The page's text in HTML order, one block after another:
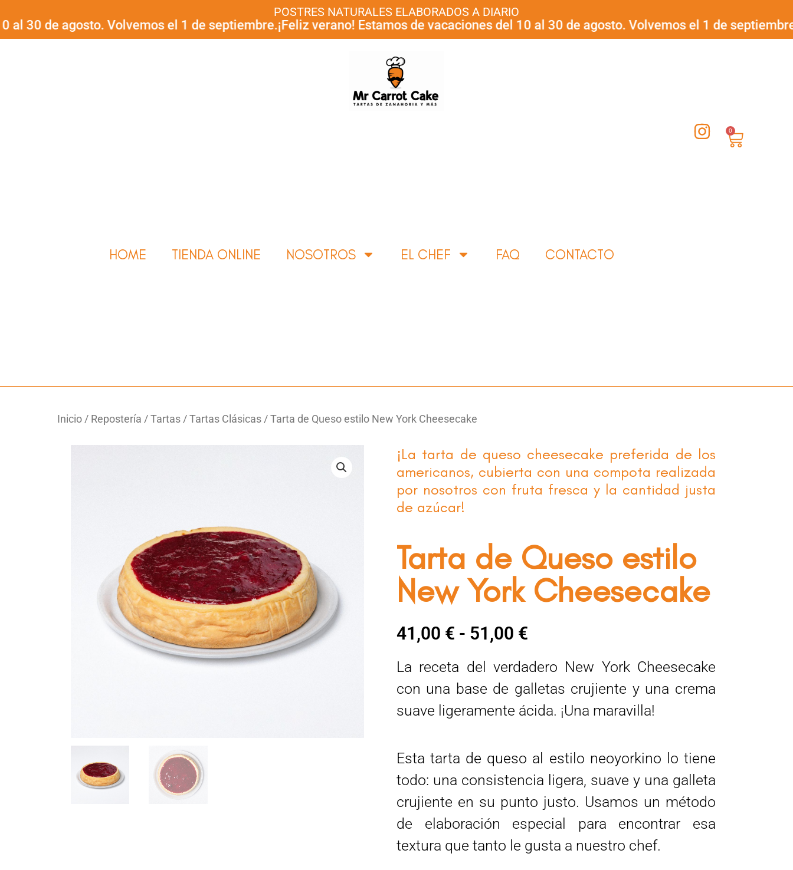
al
contenido
POSTRES NATURALES ELABORADOS A DIARIO
de agosto. Volvemos el 1 de septiembre.¡Feliz verano! Estamos de vacaciones del 10 al 30 de agosto. Volvemos el 1 de septiembre.
I
HOME TIENDA ONLINE NOSOTROS EL CHEF FAQ CONTACTO
0
Carrito
Inicio/ Repostería /Tartas/Tartas Clásicas/ Tarta de Queso estilo New York Cheesecake
¡La tarta de queso cheesecake preferida de los
americanos, cubierta con una compota realizada
por nosotros con fruta fresca y la cantidad justa
de azúcar!
Tarta de Queso estilo
New York Cheesecake
41,00 € - 51,00 €
Precios:
Desde
41,00 €
51,00 €
La receta del verdadero New York Cheesecake
con una base de galletas crujiente y una crema
suave ligeramente ácida. ¡Una maravilla!
Esta tarta de queso al estilo neoyorkino lo tiene
todo: una consistencia ligera, suave y una galleta
crujiente en su punto justo. Usamos un método
de elaboración especial para encontrar esa
textura que tanto le gusta a nuestro chef.